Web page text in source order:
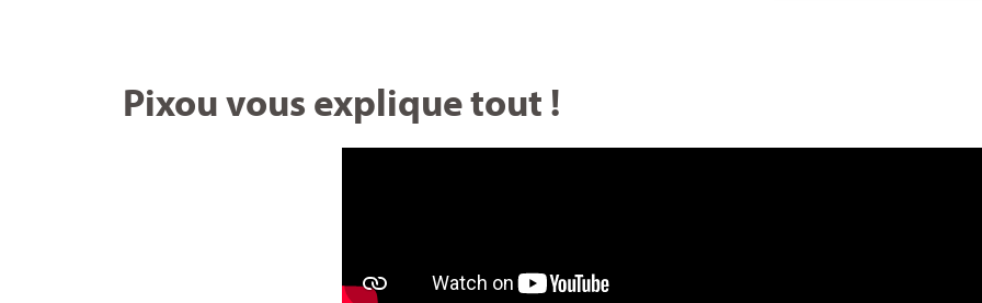
Pixou vous explique tout !